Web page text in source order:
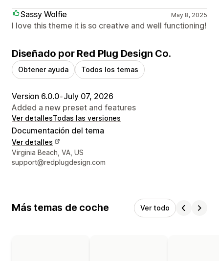
Sassy Wolfie
May 8, 2025
I love this theme it is so creative and well functioning!
Diseñado por Red Plug Design Co.
Obtener ayuda Todos los temas
Version 6.0.0•July 07, 2026
Added a new preset and features
Ver detallesTodas las versiones
Documentación del tema
Ver detalles
Detalles de contacto del diseñador
Virginia Beach, VA, US
support@redplugdesign.com
Más temas de coche Ver todo